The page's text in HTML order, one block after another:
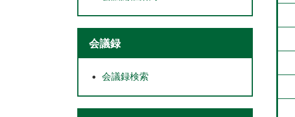
会議録
会議録検索